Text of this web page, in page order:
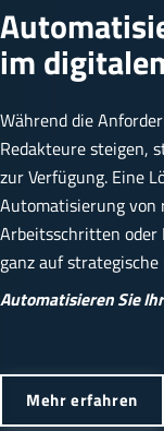
im
Während die
Redakteure steigen,
zur Verfügung. Eine
Automatisierung von
Arbeitsschritten oder
ganz auf
Automatisieren Sie
Mehr erfahren